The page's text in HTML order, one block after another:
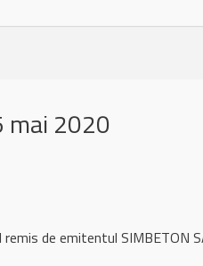
mai 2020
de emitentul SIMBETON